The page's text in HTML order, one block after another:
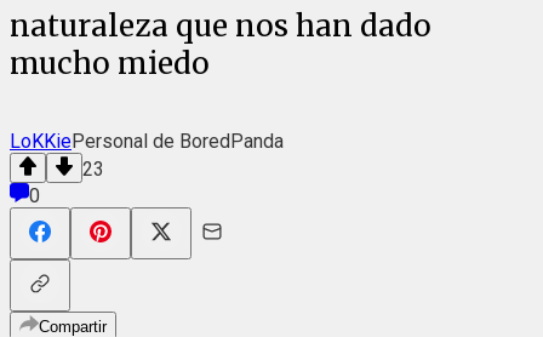
naturaleza que nos han dado
mucho miedo
LoKKiePersonal de BoredPanda
23
0
Compartir